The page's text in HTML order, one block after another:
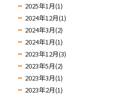
2025年1月(1)
2024年12月(1)
2024年3月(2)
2024年1月(1)
2023年12月(3)
2023年5月(2)
2023年3月(1)
2023年2月(1)